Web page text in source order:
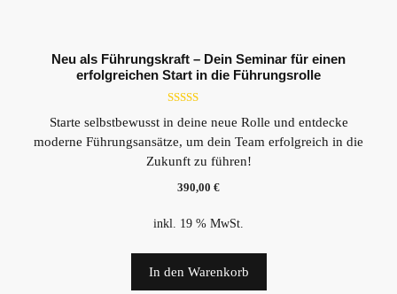
Neu als Führungskraft – Dein Seminar für einen
erfolgreichen Start in die Führungsrolle
von 5
Starte selbstbewusst in deine neue Rolle und entdecke
moderne Führungsansätze, um dein Team erfolgreich in die
Zukunft zu führen!
390,00 €
inkl. 19 % MwSt.
In den Warenkorb